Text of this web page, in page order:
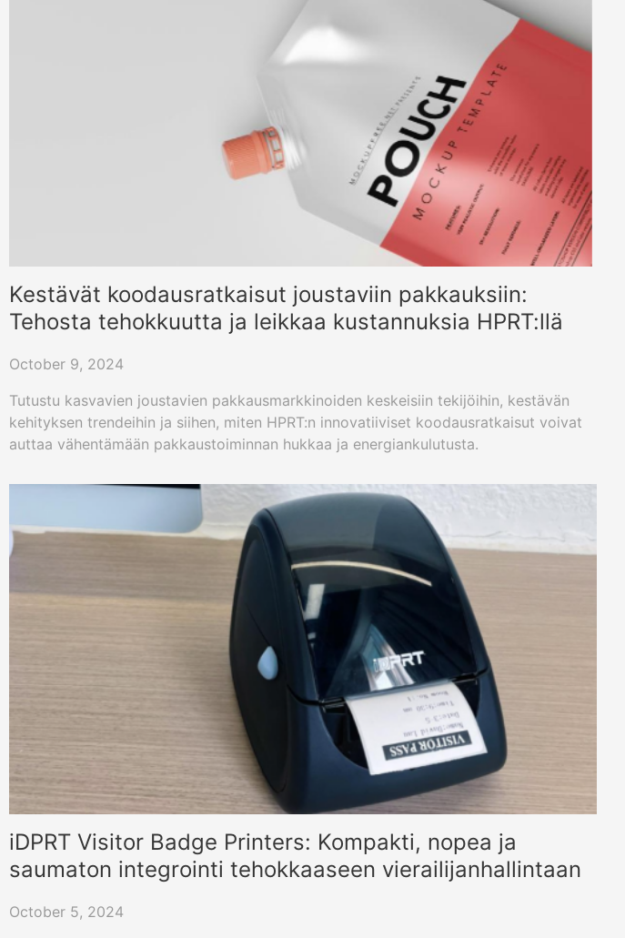
Kestävät koodausratkaisut joustaviin pakkauksiin:
Tehosta tehokkuutta ja leikkaa kustannuksia HPRT:llä
October 9, 2024
Tutustu kasvavien joustavien pakkausmarkkinoiden keskeisiin tekijöihin, kestävän
kehityksen trendeihin ja siihen, miten HPRT:n innovatiiviset koodausratkaisut voivat
auttaa vähentämään pakkaustoiminnan hukkaa ja energiankulutusta.
iDPRT Visitor Badge Printers: Kompakti, nopea ja
saumaton integrointi tehokkaaseen vierailijanhallintaan
October 5, 2024